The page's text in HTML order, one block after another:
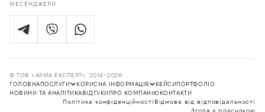
МЕСЕНДЖЕРИ
© ТОВ «АРМА ЕКСПЕРТ», 2014-2026
ГОЛОВНАПОСЛУГИ КОРИСНА ІНФОРМАЦІЯ КЕЙСИПОРТФОЛІО
НОВИНИ ТА АНАЛІТИКАВІДГУКИПРО КОМПАНІЮКОНТАКТИ
Політика конфіденційності Відмова від відповідальності
Згода з розсилкою